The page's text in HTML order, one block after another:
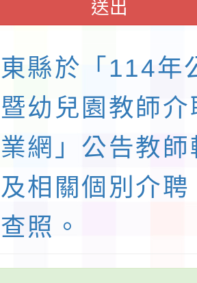
送出
縣於「114年
幼兒園教師
網」公告教
相關個別介
照。